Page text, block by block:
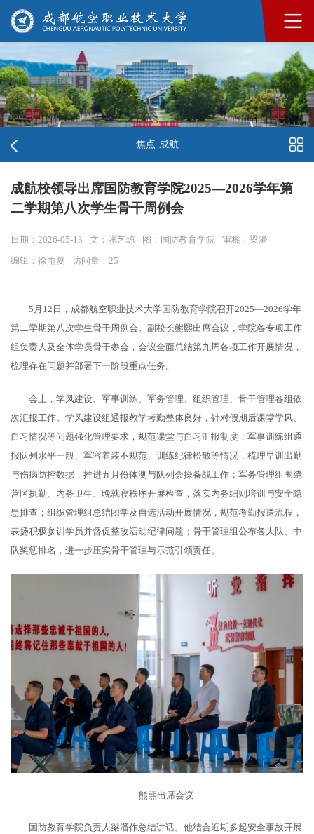
焦点·成航
成航校领导出席国防教育学院2025—2026学年第
二学期第八次学生骨干周例会
日期：2026-05-13 文：张艺琼 图：国防教育学院 审核：梁潘
编辑：徐雨夏 访问量： 25
5月12日，成都航空职业技术大学国防教育学院召开2025—2026学年
第二学期第八次学生骨干周例会。副校长熊熙出席会议，学院各专项工作
组负责人及全体学员骨干参会，会议全面总结第九周各项工作开展情况，
梳理存在问题并部署下一阶段重点任务。
会上，学风建设、军事训练、军务管理、组织管理、骨干管理各组依
次汇报工作。学风建设组通报教学考勤整体良好，针对假期后课堂学风、
自习情况等问题强化管理要求，规范课堂与自习汇报制度；军事训练组通
报队列水平一般、军容着装不规范、训练纪律松散等情况，梳理早训出勤
与伤病防控数据，推进五月份体测与队列会操备战工作；军务管理组围绕
营区执勤、内务卫生、晚就寝秩序开展检查，落实内务细则培训与安全隐
患排查；组织管理组总结团学及自选活动开展情况，规范考勤报送流程，
表扬积极参训学员并督促整改活动纪律问题；骨干管理组公布各大队、中
队奖惩排名，进一步压实骨干管理与示范引领责任。
熊熙出席会议
国防教育学院负责人梁潘作总结讲话。他结合近期多起安全事故开展